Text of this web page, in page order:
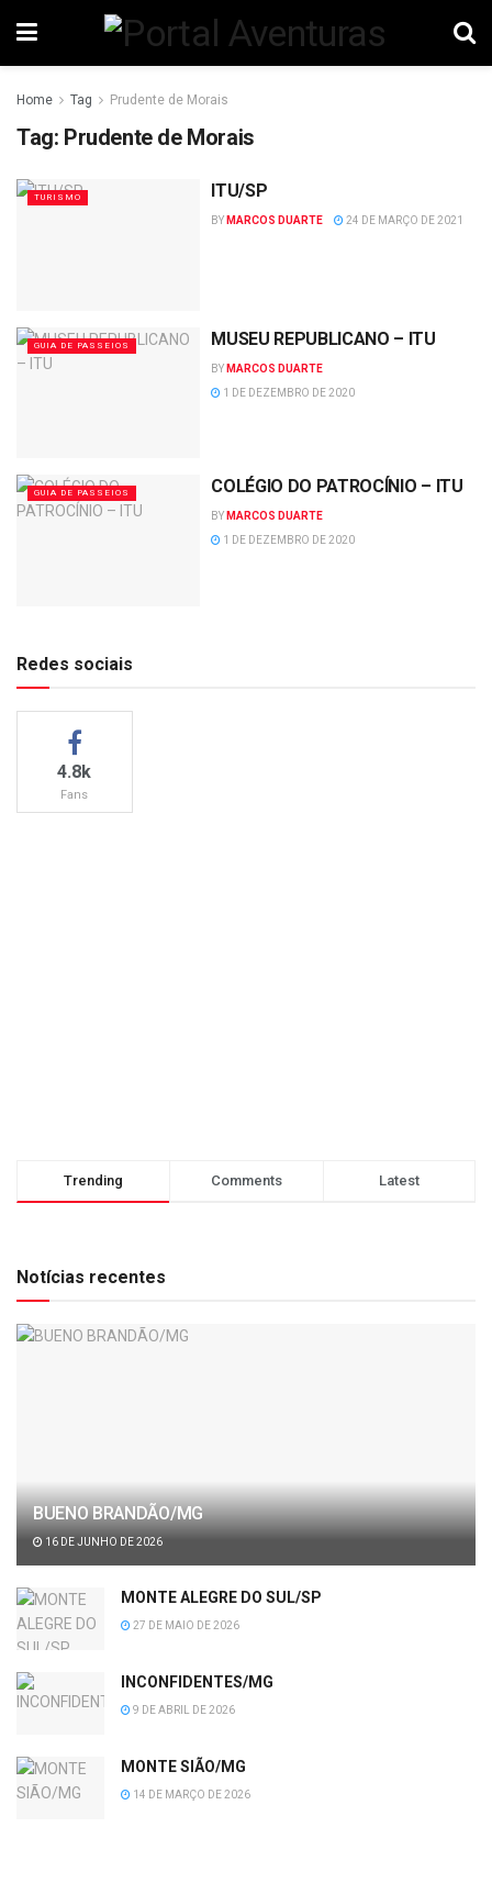
Home Tag Prudente de Morais
Tag: Prudente de Morais
TURISMO ITU/SP
BY MARCOS DUARTE 24 DE MARÇO DE 2021
GUIA DE PASSEIOS MUSEU REPUBLICANO – ITU
BY MARCOS DUARTE
1 DE DEZEMBRO DE 2020
GUIA DE PASSEIOS COLÉGIO DO PATROCÍNIO – ITU
BY MARCOS DUARTE
1 DE DEZEMBRO DE 2020
Redes sociais
4.8k
Fans
Trending Comments Latest
Notícias recentes
BUENO BRANDÃO/MG
16 DE JUNHO DE 2026
MONTE ALEGRE DO SUL/SP
27 DE MAIO DE 2026
INCONFIDENTES/MG
9 DE ABRIL DE 2026
MONTE SIÃO/MG
14 DE MARÇO DE 2026